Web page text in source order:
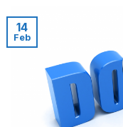
14
Feb